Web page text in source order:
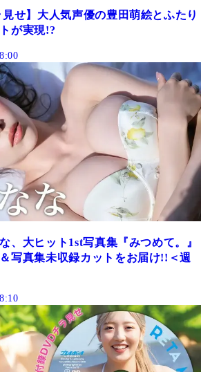
見せ】大人気声優の豊田萌絵とふたり
が実現!?
、大ヒット1st写真集『みつめて。』
写真集未収録カットをお届け!!＜週